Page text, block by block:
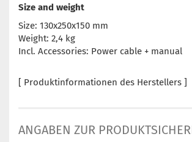
Size and weight
Size: 130x250x150 mm
Weight: 2,4 kg
Incl. Accessories: Power cable + manual
[ Produktinformationen des Herstellers ]
ANGABEN ZUR